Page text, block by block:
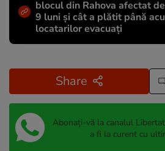
blocul din Rahova afectat
9 luni și cât a plătit până
locatarilor evacuați
Share
Abonați-vă la canalul
a fi la curent cu